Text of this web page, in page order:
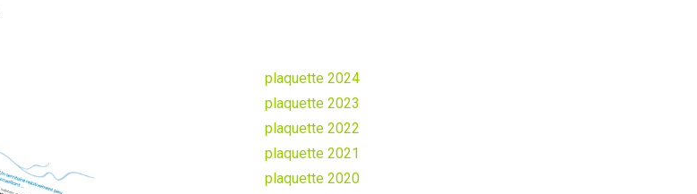
plaquette 2024
plaquette 2023
plaquette 2022
plaquette 2021
plaquette 2020